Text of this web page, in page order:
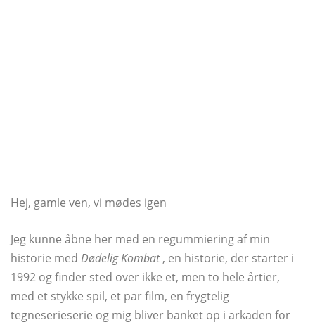
Hej, gamle ven, vi mødes igen
Jeg kunne åbne her med en regummiering af min
historie med Dødelig Kombat, en historie, der starter i
1992 og finder sted over ikke et, men to hele årtier,
med et stykke spil, et par film, en frygtelig
tegneserieserie og mig bliver banket op i arkaden for